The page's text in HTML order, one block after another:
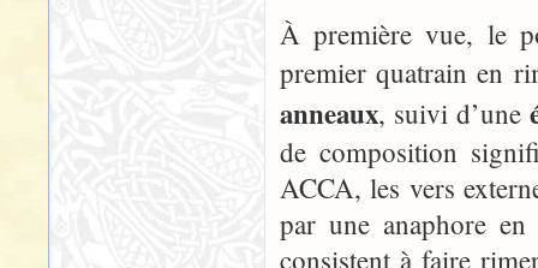
À première vue, le
premier quatrain en
anneaux, suivi d’une
de composition
ACCA, les vers
par une anaphore
consistent à faire